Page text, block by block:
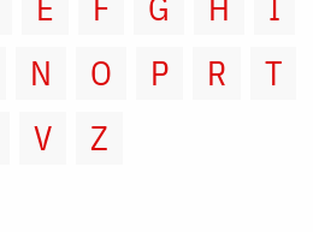
N O P R
T
V Z